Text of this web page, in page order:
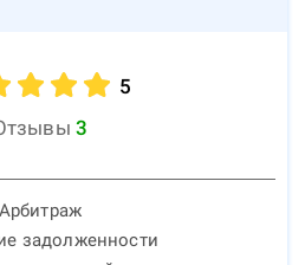
5
3
Арбитраж
задолженности